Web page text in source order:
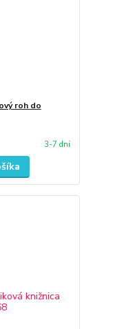
roh do
3-7 dni